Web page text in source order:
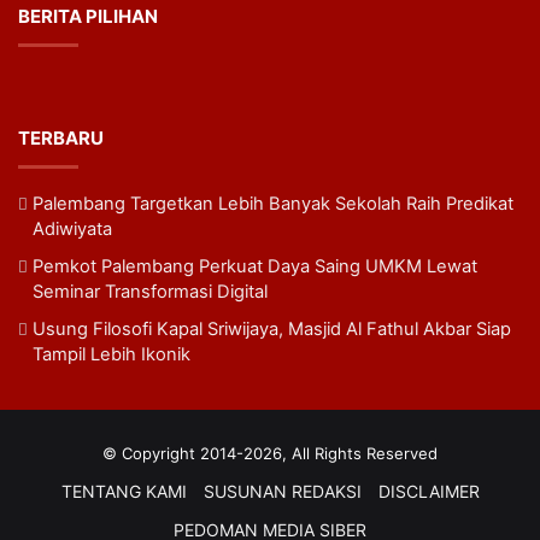
BERITA PILIHAN
TERBARU
Palembang Targetkan Lebih Banyak Sekolah Raih Predikat
Adiwiyata
Pemkot Palembang Perkuat Daya Saing UMKM Lewat
Seminar Transformasi Digital
Usung Filosofi Kapal Sriwijaya, Masjid Al Fathul Akbar Siap
Tampil Lebih Ikonik
© Copyright 2014-2026, All Rights Reserved
TENTANG KAMI SUSUNAN REDAKSI
DISCLAIMER
PEDOMAN MEDIA SIBER